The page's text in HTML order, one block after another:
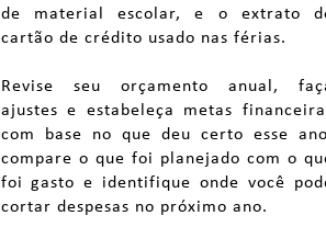
de material escolar, e o extrato
cartão de crédito usado nas férias.
Revise seu orçamento anual,
ajustes e estabeleça metas
com base no que deu certo esse
compare o que foi planejado com o
foi gasto e identifique onde você
cortar despesas no próximo ano.